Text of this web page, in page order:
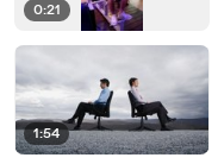
0:21
1:54